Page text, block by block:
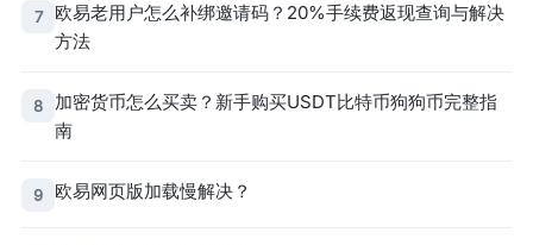
7
欧易老用户怎么补绑邀请码？20%手续费返现查询与解决
方法
8
加密货币怎么买卖？新手购买USDT比特币狗狗币完整指
南
9 欧易网页版加载慢解决？